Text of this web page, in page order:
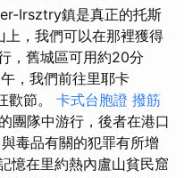
Irsztry鎮是真正的托斯
上，我們可以在那裡獲得
，舊城區可用約20分
，我們前往里耶卡
歡節。 卡式台胞證 撥筋
團隊中游行，後者在港口
毒品有關的犯罪有所增
憶在里約熱內盧山貧民窟